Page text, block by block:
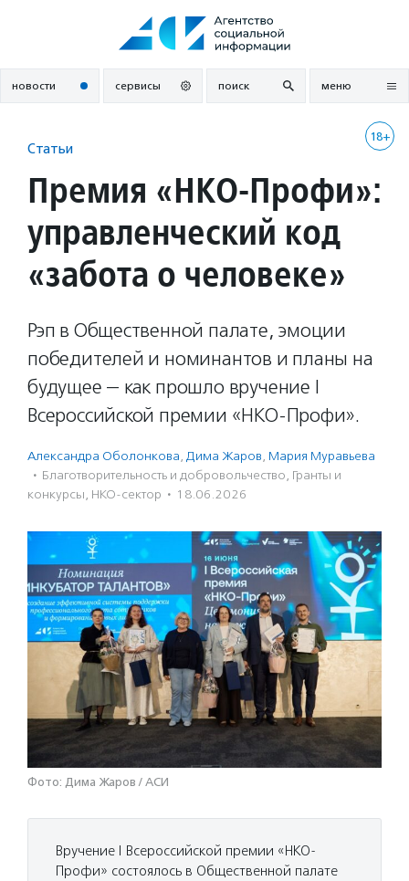
новости сервисы поиск меню
18+
Статьи
Премия «НКО-Профи»:
управленческий код
«забота о человеке»
Рэп в Общественной палате, эмоции
победителей и номинантов и планы на
будущее — как прошло вручение I
Всероссийской премии «НКО-Профи».
Александра Оболонкова, Дима Жаров, Мария Муравьева
· Благотвори­тель­ность и доброволь­чест­во, Гранты и
конкурсы, НКО-сектор · 18.06.2026
Фото: Дима Жаров / АСИ
Вручение I Всероссийской премии «НКО-
Профи» состоялось в Общественной палате